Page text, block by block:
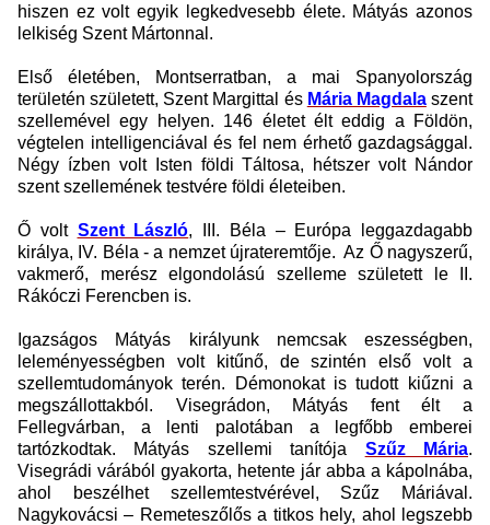
hiszen ez volt egyik legkedvesebb élete. Mátyás azonos
lelkiség Szent Mártonnal.
Első életében, Montserratban, a mai Spanyolország
területén született, Szent Margittal és Mária Magdalaszent
szellemével egy helyen. 146 életet élt eddig a Földön,
végtelen intelligenciával és fel nem érhető gazdagsággal.
Négy ízben volt Isten földi Táltosa, hétszer volt Nándor
szent szellemének testvére földi életeiben.
Ő volt Szent László, III. Béla – Európa leggazdagabb
királya, IV. Béla - a nemzet újrateremtője. Az Ő nagyszerű,
vakmerő, merész elgondolású szelleme született le II.
Rákóczi Ferencben is.
Igazságos Mátyás királyunk nemcsak eszességben,
leleményességben volt kitűnő, de szintén első volt a
szellemtudományok terén. Démonokat is tudott kiűzni a
megszállottakból. Visegrádon, Mátyás fent élt a
Fellegvárban, a lenti palotában a legfőbb emberei
tartózkodtak. Mátyás szellemi tanítója Szűz Mária.
Visegrádi várából gyakorta, hetente jár abba a kápolnába,
ahol beszélhet szellemtestvérével, Szűz Máriával.
Nagykovácsi – Remeteszőlős a titkos hely, ahol legszebb